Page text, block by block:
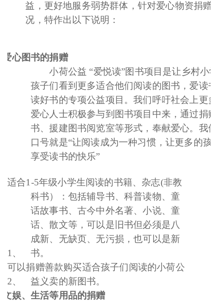
益，更好地服务弱势群体，针对爱心物资捐赠
况，特作出以下说明：
爱心图书的捐赠
小荷公益 “爱悦读”图书项目是让乡村小
孩子们看到更多适合他们阅读的图书，爱读
读好书的专项公益项目。我们呼吁社会上更
爱心人士积极参与到图书项目中来，通过捐
书、援建图书阅览室等形式，奉献爱心。我
口号就是“让阅读成为一种习惯，让更多的孩
享受读书的快乐”
1、
适合1-5年级小学生阅读的书籍、杂志(非教
科书）：包括辅导书、科普读物、童
话故事书、古今中外名著、小说、童
话、散文等，可以是旧书但必须是八
成新、无缺页、无污损，也可以是新
书。
2、
可以捐赠善款购买适合孩子们阅读的小荷公
益义卖的新图书。
文娱、生活等用品的捐赠